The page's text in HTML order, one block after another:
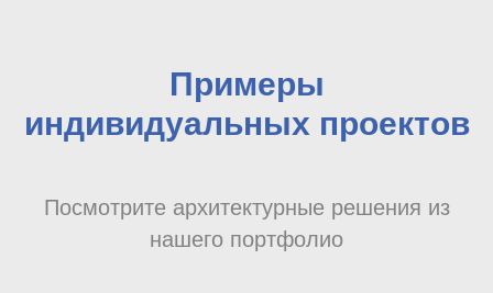
Примеры
индивидуальных проектов
Посмотрите архитектурные решения из
нашего портфолио